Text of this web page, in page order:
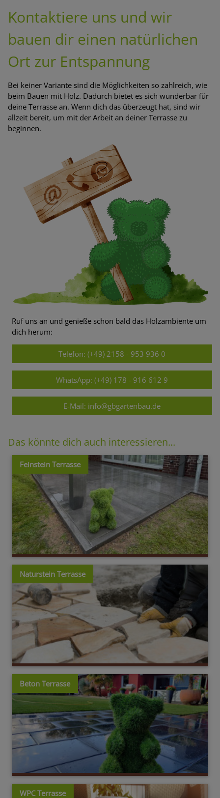
Kontaktiere uns und wir
bauen dir einen natürlichen
Ort zur Entspannung
Bei keiner Variante sind die Möglichkeiten so zahlreich, wie
beim Bauen mit Holz. Dadurch bietet es sich wunderbar für
deine Terrasse an. Wenn dich das überzeugt hat, sind wir
allzeit bereit, um mit der Arbeit an deiner Terrasse zu
beginnen.
Ruf uns an und genieße schon bald das Holzambiente um
dich herum:
Telefon: (+49) 2158 - 953 936 0
WhatsApp: (+49) 178 - 916 612 9
E-Mail: info@gbgartenbau.de
Das könnte dich auch interessieren...
Feinstein Terrasse
Naturstein Terrasse
Beton Terrasse
WPC Terrasse